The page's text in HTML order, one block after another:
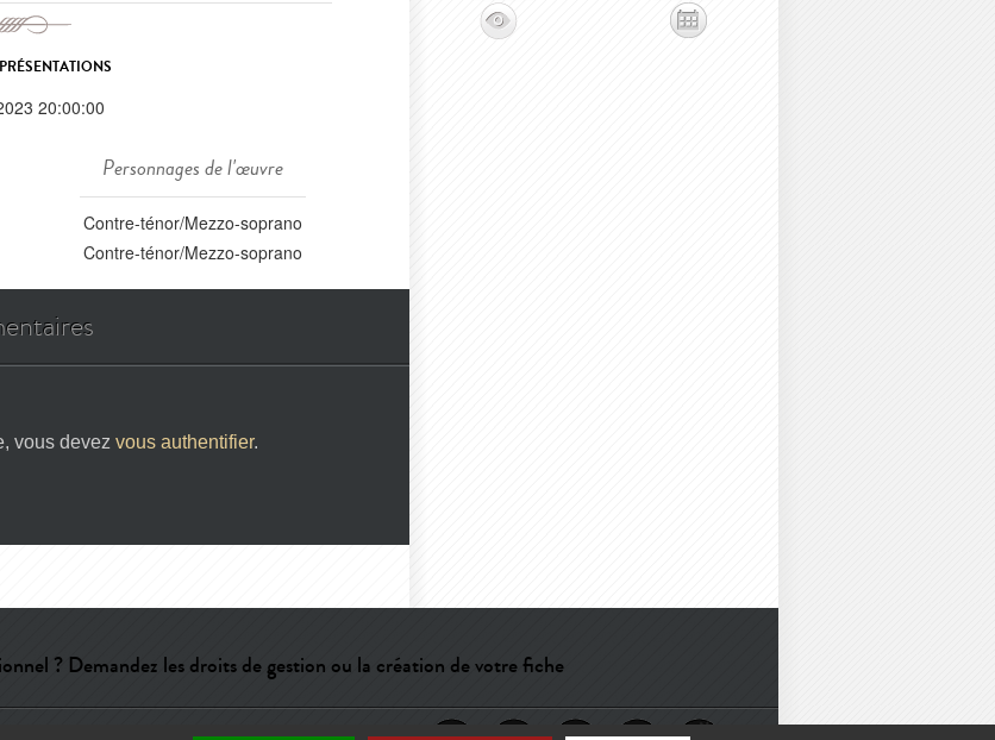
20:00:00
Personnages de l'œuvre
Contre-ténor/Mezzo-soprano
Contre-ténor/Mezzo-soprano
vous devez vous authentifier.
? Demandez les droits de gestion ou la création de votre fiche